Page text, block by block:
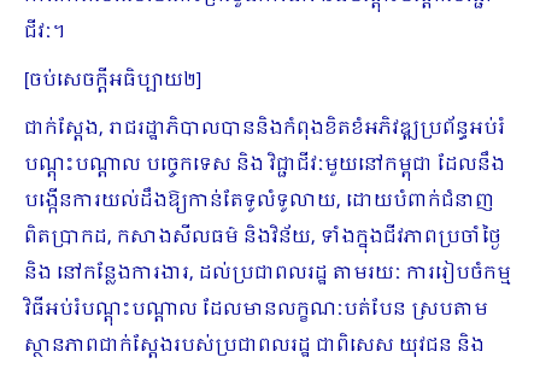
ជីវៈ។
[ចប់សេចក្ដីអធិប្បាយ២]
ជាក់ស្តែង, រាជរដ្ឋាភិបាលបាននិងកំពុងខិតខំអភិវឌ្ឍប្រព័ន្ធអប់រំ
បណ្តុះបណ្តាល បច្ចេកទេស និង វិជ្ជាជីវៈមួយនៅកម្ពុជា ដែលនឹង
បង្កើនការយល់ដឹងឱ្យកាន់តែទូលំទូលាយ, ដោយបំពាក់ជំនាញ
ពិតប្រាកដ, កសាងសីលធម៌ និងវិន័យ, ទាំងក្នុងជីវភាពប្រចាំថ្ងៃ
និង នៅកន្លែងការងារ, ដល់ប្រជាពលរដ្ឋ តាមរយៈ ការរៀបចំកម្ម
វិធីអប់រំបណ្តុះបណ្តាល ដែលមានលក្ខណៈបត់បែន ស្របតាម
ស្ថានភាព​ជាក់ស្តែង​របស់ប្រជាពលរដ្ឋ ជាពិសេស យុវជន និង